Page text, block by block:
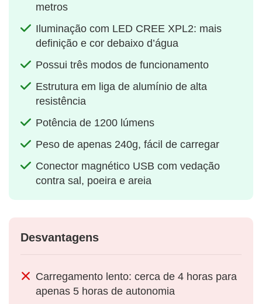
metros
Iluminação com LED CREE XPL2: mais
definição e cor debaixo d’água
Possui três modos de funcionamento
Estrutura em liga de alumínio de alta
resistência
Potência de 1200 lúmens
Peso de apenas 240g, fácil de carregar
Conector magnético USB com vedação
contra sal, poeira e areia
Desvantagens
Carregamento lento: cerca de 4 horas para
apenas 5 horas de autonomia